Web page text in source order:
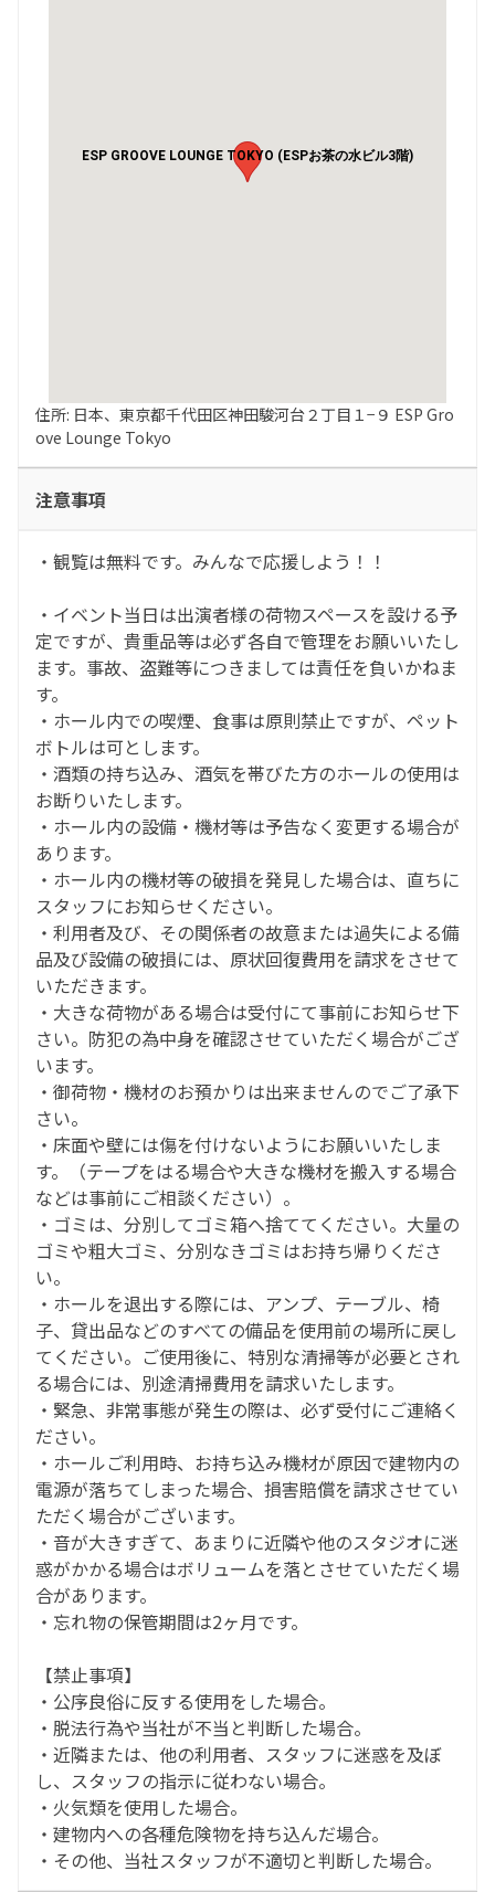
ESP GROOVE LOUNGE TOKYO (ESPお茶の水ビル3階)
住所: 日本、東京都千代田区神田駿河台２丁目１−９ ESP Gro
ove Lounge Tokyo
注意事項
・観覧は無料です。みんなで応援しよう！！
・イベント当日は出演者様の荷物スペースを設ける予
定ですが、貴重品等は必ず各自で管理をお願いいたし
ます。事故、盗難等につきましては責任を負いかねま
す。
・ホール内での喫煙、食事は原則禁止ですが、ペット
ボトルは可とします。
・酒類の持ち込み、酒気を帯びた方のホールの使用は
お断りいたします。
・ホール内の設備・機材等は予告なく変更する場合が
あります。
・ホール内の機材等の破損を発見した場合は、直ちに
スタッフにお知らせください。
・利用者及び、その関係者の故意または過失による備
品及び設備の破損には、原状回復費用を請求をさせて
いただきます。
・大きな荷物がある場合は受付にて事前にお知らせ下
さい。防犯の為中身を確認させていただく場合がござ
います。
・御荷物・機材のお預かりは出来ませんのでご了承下
さい。
・床面や壁には傷を付けないようにお願いいたしま
す。（テープをはる場合や大きな機材を搬入する場合
などは事前にご相談ください）。
・ゴミは、分別してゴミ箱へ捨ててください。大量の
ゴミや粗大ゴミ、分別なきゴミはお持ち帰りくださ
い。
・ホールを退出する際には、アンプ、テーブル、椅
子、貸出品などのすべての備品を使用前の場所に戻し
てください。ご使用後に、特別な清掃等が必要とされ
る場合には、別途清掃費用を請求いたします。
・緊急、非常事態が発生の際は、必ず受付にご連絡く
ださい。
・ホールご利用時、お持ち込み機材が原因で建物内の
電源が落ちてしまった場合、損害賠償を請求させてい
ただく場合がございます。
・音が大きすぎて、あまりに近隣や他のスタジオに迷
惑がかかる場合はボリュームを落とさせていただく場
合があります。
・忘れ物の保管期間は2ヶ月です。
【禁止事項】
・公序良俗に反する使用をした場合。
・脱法行為や当社が不当と判断した場合。
・近隣または、他の利用者、スタッフに迷惑を及ぼ
し、スタッフの指示に従わない場合。
・火気類を使用した場合。
・建物内への各種危険物を持ち込んだ場合。
・その他、当社スタッフが不適切と判断した場合。